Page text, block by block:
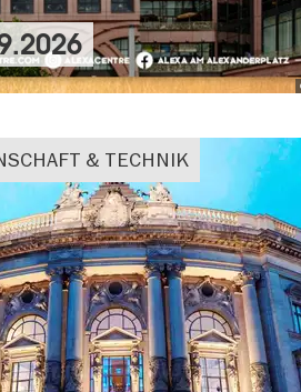
& TECHNIK